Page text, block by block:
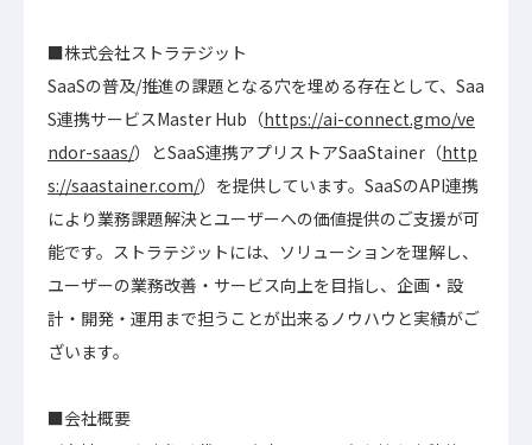
■株式会社ストラテジット
SaaSの普及/推進の課題となる穴を埋める存在として、Saa
S連携サービスMaster Hub（https://ai-connect.gmo/ve
ndor-saas/）とSaaS連携アプリストアSaaStainer（http
s://saastainer.com/）を提供しています。SaaSのAPI連携
により業務課題解決とユーザーへの価値提供のご支援が可
能です。ストラテジットには、ソリューションを理解し、
ユーザーの業務改善・サービス向上を目指し、企画・設
計・開発・運用まで担うことが出来るノウハウと実績がご
ざいます。
■会社概要